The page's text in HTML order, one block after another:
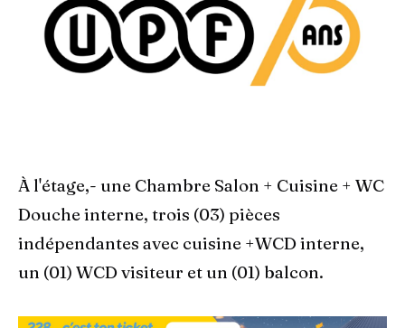
À l'étage,- une Chambre Salon + Cuisine + WC
Douche interne, trois (03) pièces
indépendantes avec cuisine +WCD interne,
un (01) WCD visiteur et un (01) balcon.